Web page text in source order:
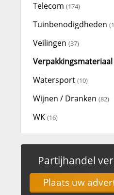
Telecom (174)
Tuinbenodigdheden
Veilingen (37)
Verpakkingsmateriaal
Watersport (10)
Wijnen / Dranken (82)
WK (16)
Partijhandel
Plaats uw